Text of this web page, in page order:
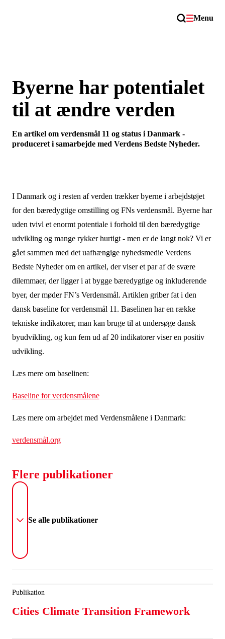
Menu
Byerne har potentialet
til at ændre verden
En artikel om verdensmål 11 og status i Danmark -
produceret i samarbejde med Verdens Bedste Nyheder.
I Danmark og i resten af verden trækker byerne i arbejdstøjet
for den bæredygtige omstilling og FNs verdensmål. Byerne har
uden tvivl et enormt potentiale i forhold til den bæredygtige
udvikling og mange rykker hurtigt - men er de langt nok? Vi er
gået sammen med det uafhængige nyhedsmedie Verdens
Bedste Nyheder om en artikel, der viser et par af de svære
dilemmaer, der ligger i at bygge bæredygtige og inkluderende
byer, der møder FN’s Verdensmål. Artiklen griber fat i den
dansk baseline for verdensmål 11. Baselinen har en række
tekniske indikatorer, man kan bruge til at undersøge dansk
byudvikling, og kun fem ud af 20 indikatorer viser en positiv
udvikling.
Læs mere om baselinen:
Baseline for verdensmålene
Læs mere om arbejdet med Verdensmålene i Danmark:
verdensmål.org
Flere publikationer
Se alle publikationer
Publikation
Cities Climate Transition Framework